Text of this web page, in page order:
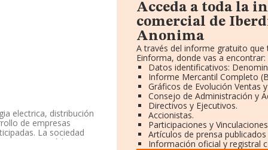
electrica, distribución
de empresas
La sociedad
con código 6421.
Acceda a toda la
comercial de
Anonima
A través del informe gratuito
Einforma, donde vas a encontrar:
Datos identificativos:
Informe Mercantil Completo
Gráficos de Evolución Ventas
Consejo de Administración y
Directivos y Ejecutivos.
Accionistas.
Participaciones y
Artículos de prensa
Información oficial y registral